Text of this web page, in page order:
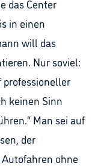
das Center
in einen
will das
Nur soviel:
professioneller
keinen Sinn
Man sei auf
der
ohne